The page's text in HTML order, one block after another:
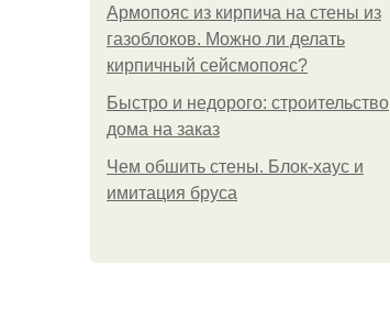
Армопояс из кирпича на стены из
газоблоков. Можно ли делать
кирпичный сейсмопояс?
Быстро и недорого: строительство
дома на заказ
Чем обшить стены. Блок-хаус и
имитация бруса